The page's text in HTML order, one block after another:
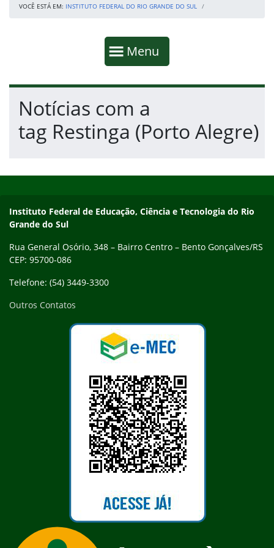
VOCÊ ESTÁ EM: INSTITUTO FEDERAL DO RIO GRANDE DO SUL
Mostrar
Menu
Fim da navegação
Início do conteúdo
Notícias com a
tag Restinga (Porto Alegre)
Contato
Instituto Federal de Educação, Ciência e Tecnologia do Rio
Grande do Sul
Rua General Osório, 348 – Bairro Centro – Bento Gonçalves/RS
CEP: 95700-086
Telefone: (54) 3449-3300
Outros Contatos